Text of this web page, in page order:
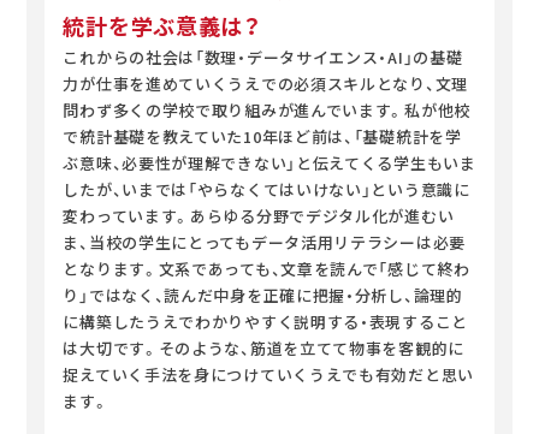
統計を学ぶ意義は？
これからの社会は「数理・データサイエンス・AI」の基礎
力が仕事を進めていくうえでの必須スキルとなり、文理
問わず多くの学校で取り組みが進んでいます。私が他校
で統計基礎を教えていた10年ほど前は、「基礎統計を学
ぶ意味、必要性が理解できない」と伝えてくる学生もいま
したが、いまでは「やらなくてはいけない」という意識に
変わっています。あらゆる分野でデジタル化が進むい
ま、当校の学生にとってもデータ活用リテラシーは必要
となります。文系であっても、文章を読んで「感じて終わ
り」ではなく、読んだ中身を正確に把握・分析し、論理的
に構築したうえでわかりやすく説明する・表現すること
は大切です。そのような、筋道を立てて物事を客観的に
捉えていく手法を身につけていくうえでも有効だと思い
ます。